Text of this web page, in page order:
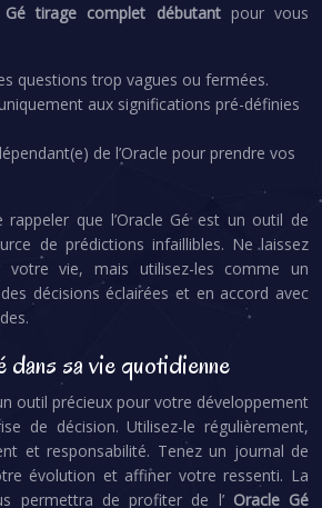
Gé tirage complet débutant pour vous
questions trop vagues ou fermées.
aux significations pré-définies
de l’Oracle pour prendre vos
que l’Oracle Gé est un outil de
de prédictions infaillibles. Ne laissez
vie, mais utilisez-les comme un
décisions éclairées et en accord avec
dans sa vie quotidienne
outil précieux pour votre développement
de décision. Utilisez-le régulièrement,
et responsabilité. Tenez un journal de
évolution et affiner votre ressenti. La
permettra de profiter de l’ Oracle Gé